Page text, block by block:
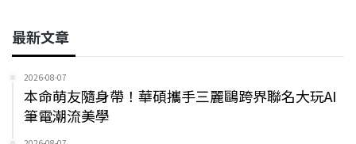
最新文章
2026-08-07
本命萌友隨身帶！華碩攜手三麗鷗跨界聯名大玩AI
筆電潮流美學